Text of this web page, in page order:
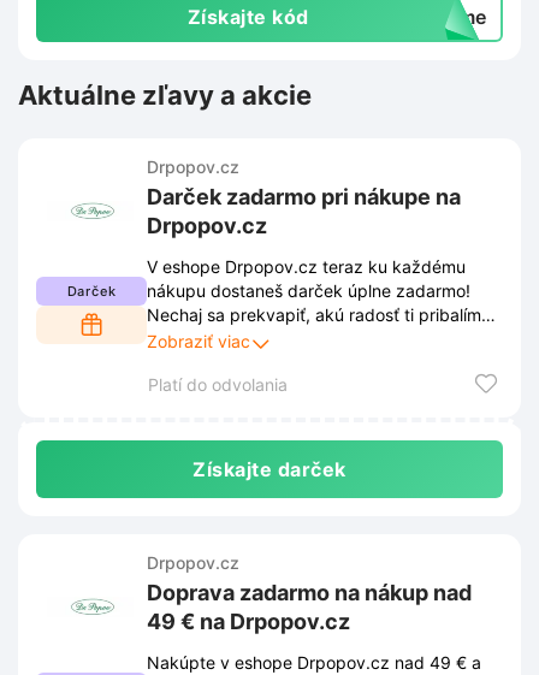
Získajte kód neme
Aktuálne zľavy a akcie
Darček
Drpopov.cz
Darček zadarmo pri nákupe na
Drpopov.cz
V eshope Drpopov.cz teraz ku každému
nákupu dostaneš darček úplne zadarmo!
Nechaj sa prekvapiť, akú radosť ti pribalíme
k objednávke. Akcia platí len do vypredania
Zobraziť viac
Platí do odvolania
Získajte darček
Drpopov.cz
Doprava zadarmo na nákup nad
49 € na Drpopov.cz
Nakúpte v eshope Drpopov.cz nad 49 € a